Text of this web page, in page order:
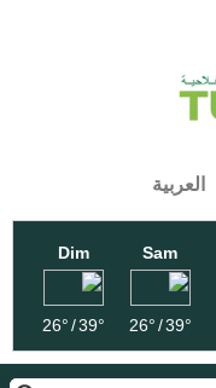
العربية
Sam
39°
/
26°
Dim
39°
/
26°